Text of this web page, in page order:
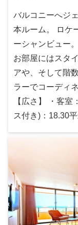
バルコニーへジ
本ルーム。 ロケ
ーシャンビュー。
お部屋にはスタ
アや、そして階
ラーでコーディ
【広さ】 ・客
ス付き)：18.30